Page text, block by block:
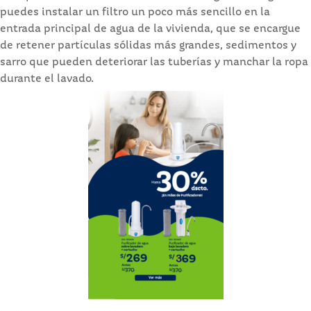
puedes instalar un filtro un poco más sencillo en la
entrada principal de agua de la vivienda, que se encargue
de retener partículas sólidas más grandes, sedimentos y
sarro que pueden deteriorar las tuberías y manchar la ropa
durante el lavado.